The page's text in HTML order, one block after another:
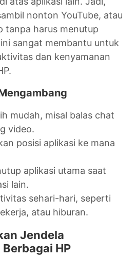
nonton YouTube, atau
tanpa harus menutup
sangat membantu untuk
dan kenyamanan
mudah, misal balas chat
video.
posisi aplikasi ke mana
aplikasi utama saat
lain.
sehari-hari, seperti
atau hiburan.
Jendela
HP